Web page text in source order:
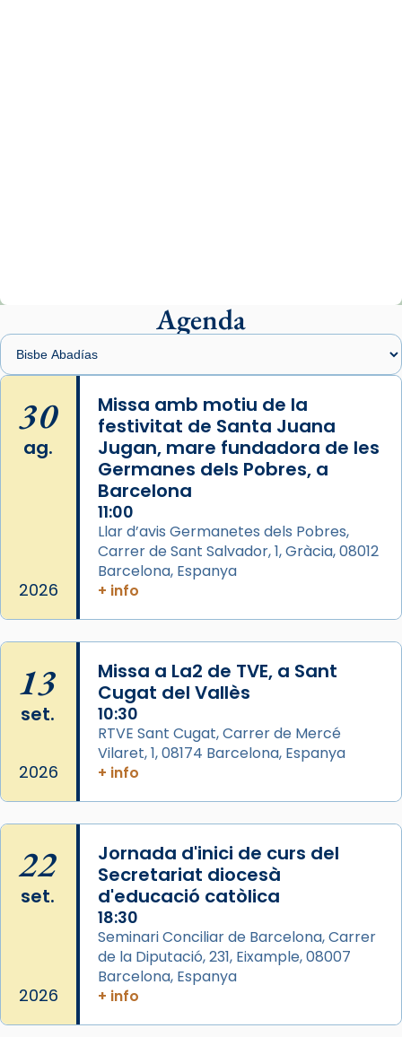
presidit aquest 27 de juliol la missa de Les
Santes de Mataró.
🔗
📸 J. Merino
Photo
View on Facebook Share
Arquebisbat de Barcelona
de Barcelona.
2 weeks ago
Aquest dilluns, 27 de juliol, ha tingut lloc la
missa d’acció de gràcies en agraïment al
L’arquebisbe de Barcelona, el cardenal Joan
Josep Omella, ha presidit la missa i l’ha
concelebrat el bisbe auxiliar de Barcelona,
Mons. David Abadías.
📸 Dr. G. Simón
Arquebisbat de Barcelona
2 weeks ago
Memòria de les santes Juliana i
Semproniana, verges i màrtirs.
Acompanyant la història de sant Cugat, a
Agenda
30
ag.
2026
Missa amb motiu de la
festivitat de Santa Juana
Jugan, mare fundadora de les
Germanes dels Pobres, a
Barcelona
11:00
Llar d’avis Germanetes dels Pobres,
Carrer de Sant Salvador, 1, Gràcia, 08012
Barcelona, Espanya
+ info
13
set.
2026
Missa a La2 de TVE, a Sant
Cugat del Vallès
10:30
RTVE Sant Cugat, Carrer de Mercé
Vilaret, 1, 08174 Barcelona, Espanya
+ info
22
set.
2026
Jornada d'inici de curs del
Secretariat diocesà
d'educació catòlica
18:30
Seminari Conciliar de Barcelona, Carrer
de la Diputació, 231, Eixample, 08007
Barcelona, Espanya
+ info